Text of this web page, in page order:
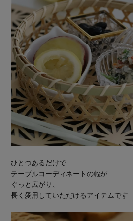
ひとつあるだけで
テーブルコーディネートの幅が
ぐっと広がり、
長く愛用していただけるアイテムです